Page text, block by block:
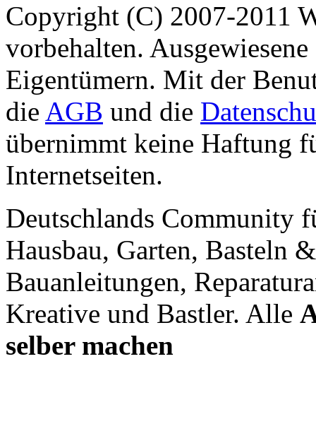
Copyright (C) 2007-2011
vorbehalten.
Eigentümern. Mit der
die AGB und die
übernimmt keine Haftung
Internetseiten.
Deutschlands Community
Hausbau, Garten, Basteln
Bauanleitungen,
Kreative und Bastler. Alle
selber machen